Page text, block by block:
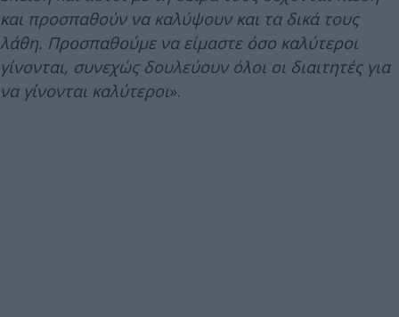
και προσπαθούν να καλύψουν και τα δικά τους
λάθη. Προσπαθούμε να είμαστε όσο καλύτεροι
γίνονται, συνεχώς δουλεύουν όλοι οι διαιτητές για
να γίνονται καλύτεροι».